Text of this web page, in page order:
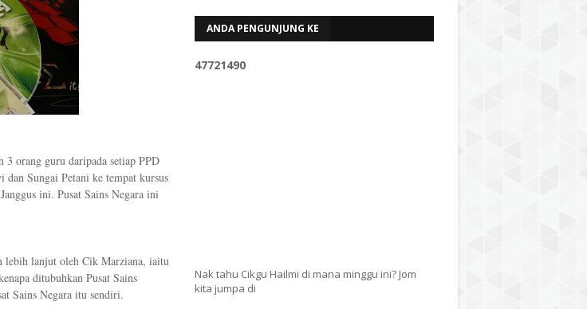
orang guru daripada setiap PPD
Sungai Petani ke tempat kursus
ini. Pusat Sains Negara ini
lebih lanjut oleh Cik Marziana, iaitu
ditubuhkan Pusat Sains
Sains Negara itu sendiri.
ANDA PENGUNJUNG KE
47721490
Nak tahu Cikgu Hailmi di mana minggu ini? Jom
kita jumpa di